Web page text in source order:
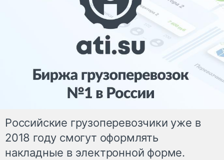
Российские грузоперевозчики уже в
2018 году смогут оформлять
накладные в электронной форме.